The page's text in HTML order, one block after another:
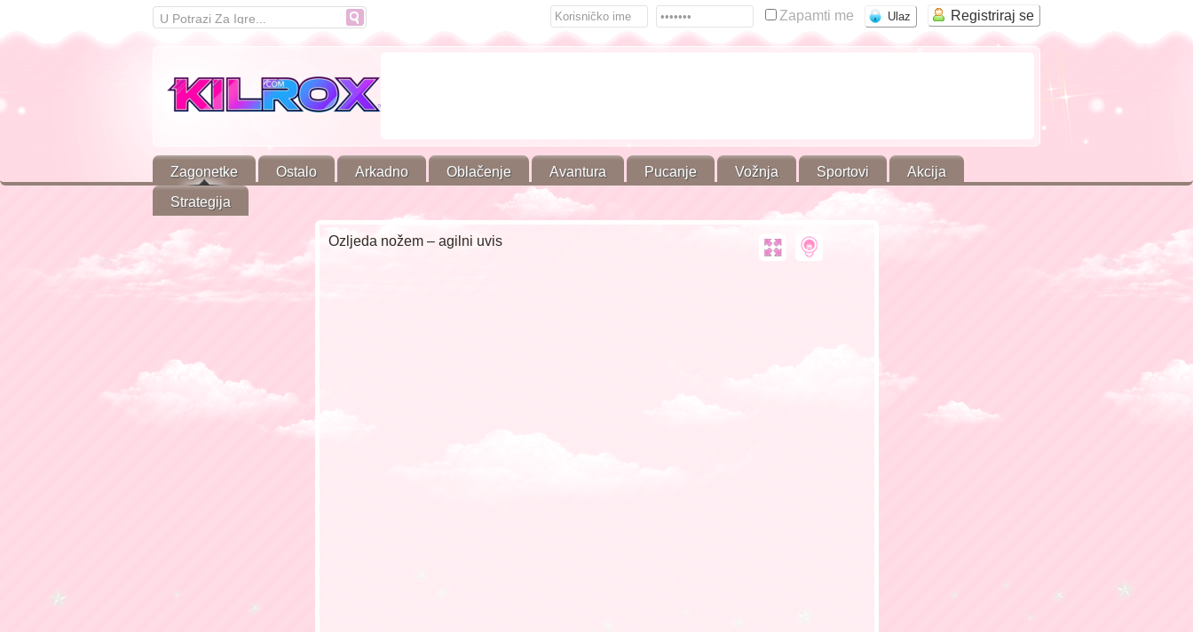
Zapamti me Registriraj se
Zagonetke Ostalo Arkadno Oblačenje Avantura Pucanje Vožnja Sportovi
Akcija
Strategija
Ozljeda nožem – agilni uvis